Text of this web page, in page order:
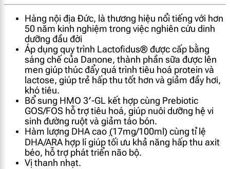
Hàng nội địa Đức, là thương hiệu nổi tiếng với hơn
50 năm kinh nghiệm trong việc nghiên cứu dinh
dưỡng đầu đời
Áp dụng quy trình Lactofidus® được cấp bằng
sáng chế của Danone, thành phần sữa được lên
men giúp thúc đẩy quá trình tiêu hoá protein và
lactose, giúp trẻ hấp thu tốt hơn và giảm đầy hơi,
khó tiêu.
Bổ sung HMO 3′-GL kết hợp cùng Prebiotic
GOS/FOS hỗ trợ tiêu hoá, giúp nuôi dưỡng hệ vi
sinh đường ruột và giảm táo bón.
Hàm lượng DHA cao ̣(17mg/100ml) cùng tỉ lệ
DHA/ARA hợp lí giúp tối ưu khả năng hấp thu axit
béo, hỗ trợ phát triển não bộ.
Vị thanh nhạt.